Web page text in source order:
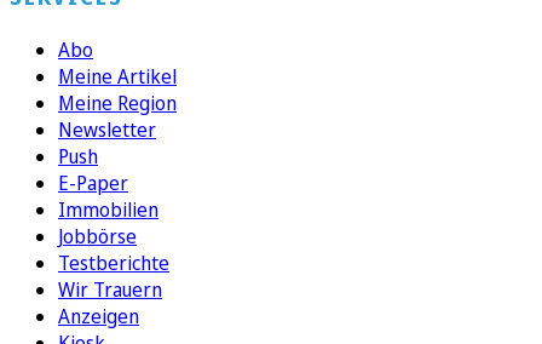
Abo
Meine Artikel
Meine Region
Newsletter
Push
E-Paper
Immobilien
Jobbörse
Testberichte
Wir Trauern
Anzeigen